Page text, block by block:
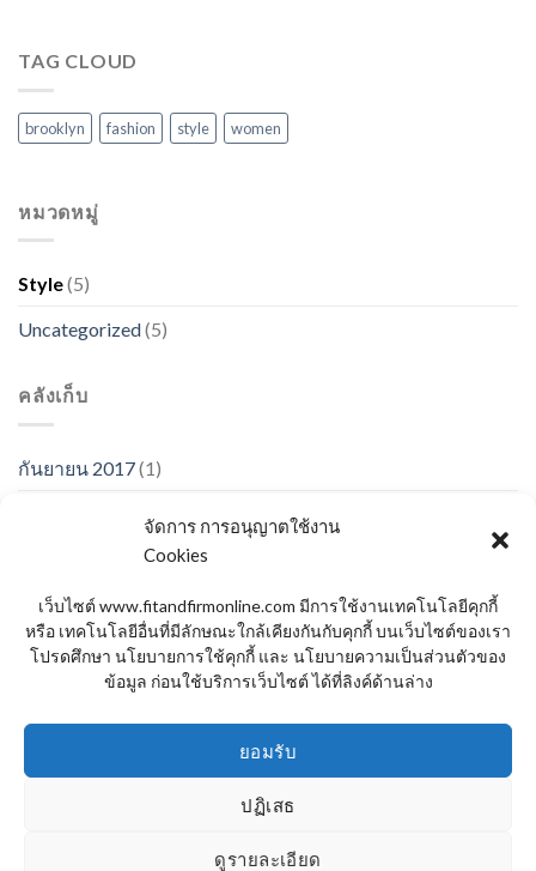
จัดการ การอนุญาตใช้งาน
Cookies
เว็บไซต์ www.fitandfirmonline.com มีการใช้งานเทคโนโลยีคุกกี้
หรือ เทคโนโลยีอื่นที่มีลักษณะใกล้เคียงกันกับคุกกี้ บนเว็บไซต์ของเรา
โปรดศึกษา นโยบายการใช้คุกกี้ และ นโยบายความเป็นส่วนตัวของ
ข้อมูล ก่อนใช้บริการเว็บไซต์ ได้ที่ลิงค์ด้านล่าง
ยอมรับ
ปฏิเสธ
ดูรายละเอียด
TAG CLOUD
brooklyn fashion style women
หมวดหมู่
Style(5)
Uncategorized(5)
คลังเก็บ
กันยายน 2017(1)
(1)
พฤศจิกายน 2015(1)
ตุลาคม 2015(2)
มกราคม 2014(1)
ธันวาคม 2013(2)